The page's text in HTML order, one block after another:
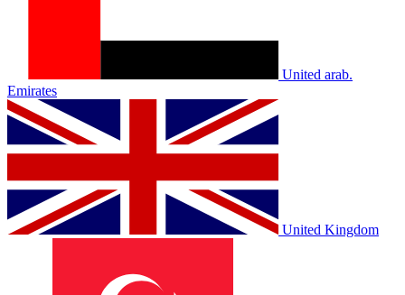
United arab.
Emirates
United Kingdom